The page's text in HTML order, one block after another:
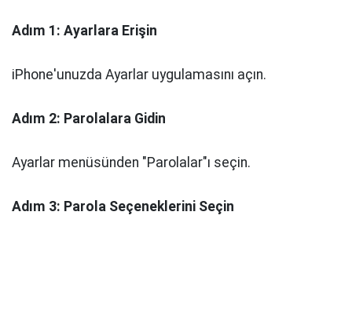
Adım 1: Ayarlara Erişin
iPhone'unuzda Ayarlar uygulamasını açın.
Adım 2: Parolalara Gidin
Ayarlar menüsünden "Parolalar"ı seçin.
Adım 3: Parola Seçeneklerini Seçin